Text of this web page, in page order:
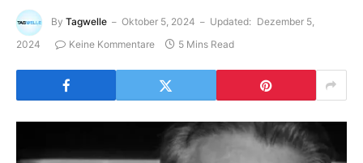
By Tagwelle Oktober 5, 2024 Updated: Dezember 5,
2024
Keine Kommentare 5 Mins Read